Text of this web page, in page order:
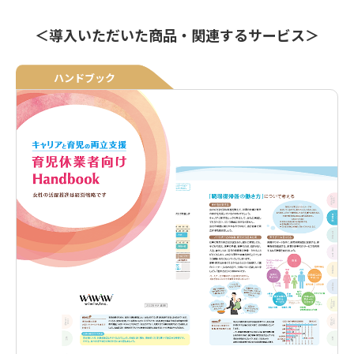
＜導入いただいた商品・関連するサービス＞
ハンドブック